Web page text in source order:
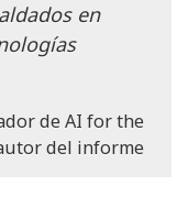
en
de AI for the
del informe